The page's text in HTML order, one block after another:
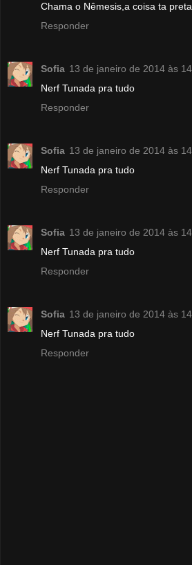
Chama o Nêmesis,a coisa ta
Responder
Sofia 13 de janeiro de 2014 às
Nerf Tunada pra tudo
Responder
Sofia 13 de janeiro de 2014 às
Nerf Tunada pra tudo
Responder
Sofia 13 de janeiro de 2014 às
Nerf Tunada pra tudo
Responder
Sofia 13 de janeiro de 2014 às
Nerf Tunada pra tudo
Responder